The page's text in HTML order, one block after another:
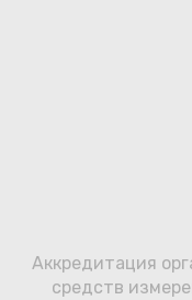
Официальный
Аккредитация
средств